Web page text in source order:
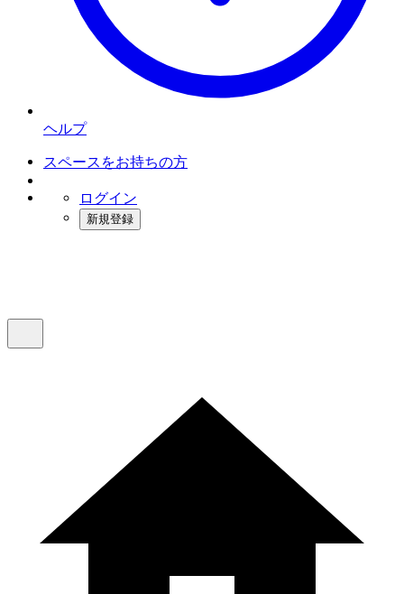
ヘルプ
スペースをお持ちの方
ログイン
新規登録